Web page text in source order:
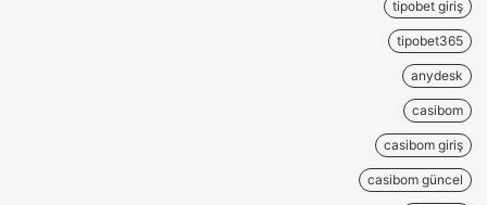
tipobet giriş
tipobet365
anydesk
casibom
casibom giriş
casibom güncel